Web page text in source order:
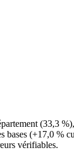
(33,3
(+17,0 %
vérifiables.